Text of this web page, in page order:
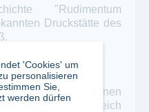
"Rudimentum
Druckstätte des
besonders erfolgreich
'Cookies' um
personalisieren
Sie,
werden dürfen